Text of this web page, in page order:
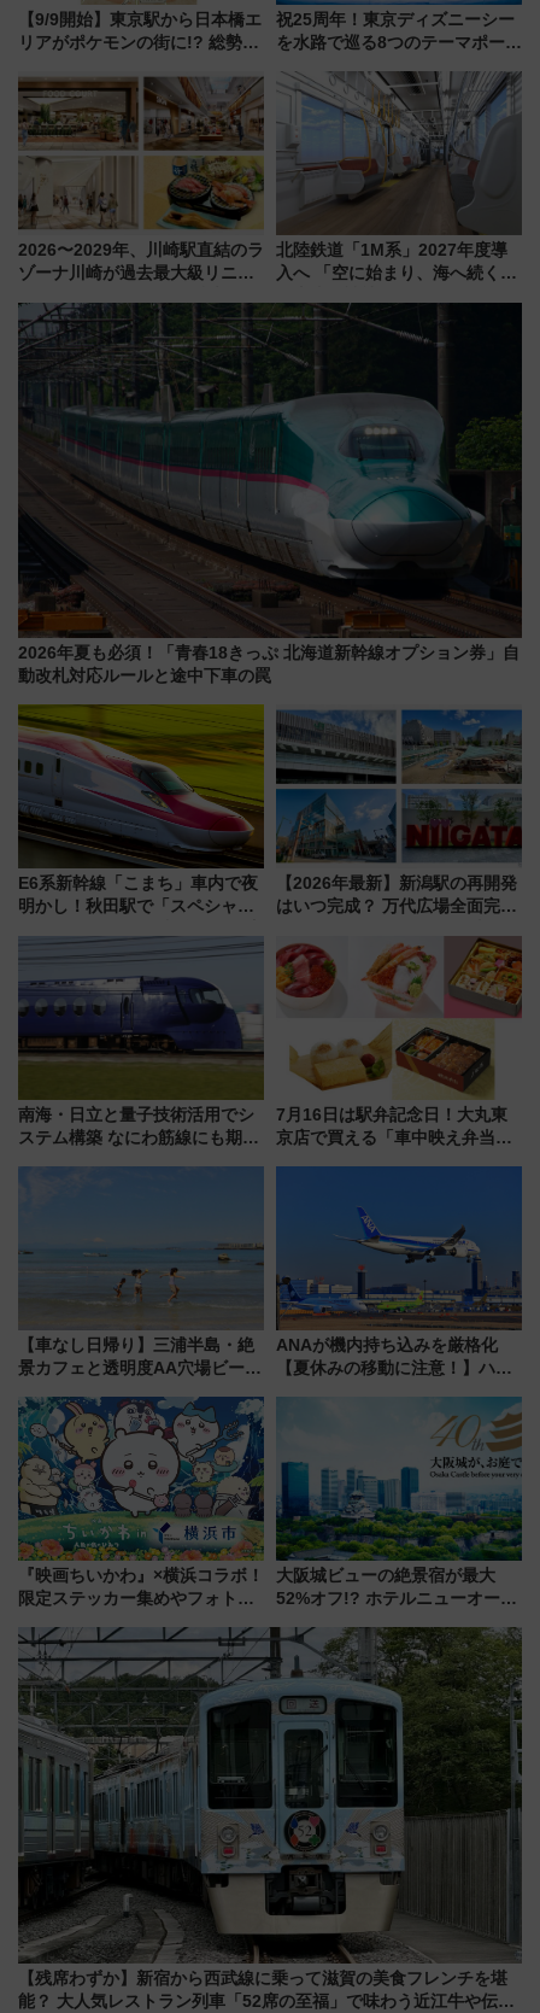
【9/9開始】東京駅から日本橋エ
リアがポケモンの街に!? 総勢
リサーチ」本格謎解き・グッズ
情報まとめ
祝25周年！東京ディズニーシー
を水路で巡る8つのテーマポート
2026〜2029年、川崎駅直結のラ
ゾーナ川崎が過去最大級リニュ
「いつから何が変わるか」徹底
解説！
北陸鉄道「1M系」2027年度導
入へ 「空に始まり、海へ続く」
神秘的なデザイン
2026年夏も必須！「青春18きっぷ 北海道新幹線オプション券」自
動改札対応ルールと途中下車の罠
E6系新幹線「こまち」車内で夜
明かし！秋田駅で「スペシャル
法は？
【2026年最新】新潟駅の再開発
はいつ完成？ 万代広場全面完成
開発、バスタ新潟構想まで徹底
解説！
南海・日立と量子技術活用でシ
ステム構築 なにわ筋線にも期待
7月16日は駅弁記念日！大丸東
京店で買える「車中映え弁当」
【車なし日帰り】三浦半島・絶
景カフェと透明度AA穴場ビーチ
用してストレスフリー旅へ行こ
う！
ANAが機内持ち込みを厳格化
【夏休みの移動に注意！】ハン
「身の回り品」新サイズ制限
(40×30×20cm)おさらい
『映画ちいかわ』×横浜コラボ！
限定ステッカー集めやフォトス
いを満喫しよう（花火鑑賞会応
募は7/12まで！）
大阪城ビューの絶景宿が最大
52%オフ!? ホテルニューオータ
ール」で秋の関西旅を豪華にす
る方法（8月20日まで！）
【残席わずか】新宿から西武線に乗って滋賀の美食フレンチを堪
能？ 大人気レストラン列車「52席の至福」で味わう近江牛や伝統